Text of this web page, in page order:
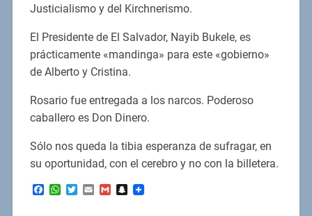
Justicialismo y del Kirchnerismo.
El Presidente de El Salvador, Nayib Bukele, es
prácticamente «mandinga» para este «gobierno»
de Alberto y Cristina.
Rosario fue entregada a los narcos. Poderoso
caballero es Don Dinero.
Sólo nos queda la tibia esperanza de sufragar, en
su oportunidad, con el cerebro y no con la billetera.
Facebook
WhatsApp
TwitterEmailGmailSnapchat